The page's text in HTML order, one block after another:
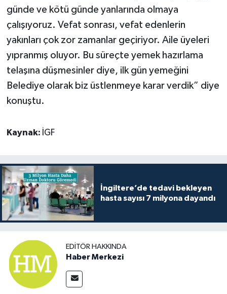
günde ve kötü günde yanlarında olmaya
çalışıyoruz. Vefat sonrası, vefat edenlerin
yakınları çok zor zamanlar geçiriyor. Aile üyeleri
yıpranmış oluyor. Bu süreçte yemek hazırlama
telaşına düşmesinler diye, ilk gün yemeğini
Belediye olarak biz üstlenmeye karar verdik” diye
konuştu.
Kaynak: İGF
İngiltere’de tedavi bekleyen
hasta sayısı 7 milyona dayandı
EDITÖR HAKKINDA
Haber Merkezi